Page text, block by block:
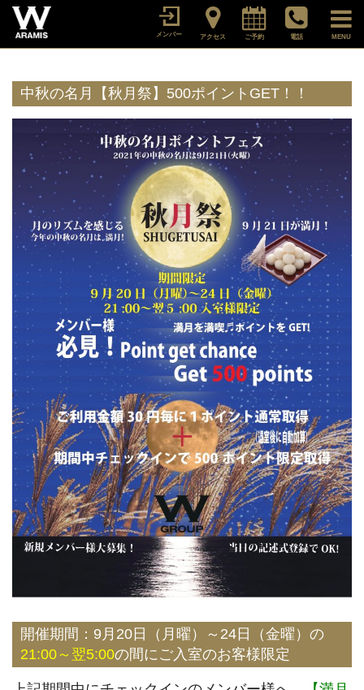
メンバー アクセス ご予約 電話 MENU
中秋の名月【秋月祭】500ポイントGET！！
開催期間：9月20日（月曜）～24日（金曜）の
21:00～翌5:00の間にご入室のお客様限定